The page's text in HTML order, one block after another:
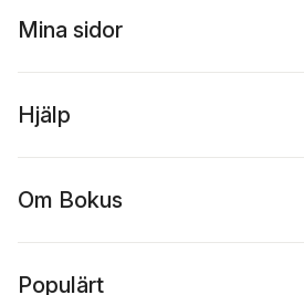
Mina sidor
Hjälp
Om Bokus
Populärt